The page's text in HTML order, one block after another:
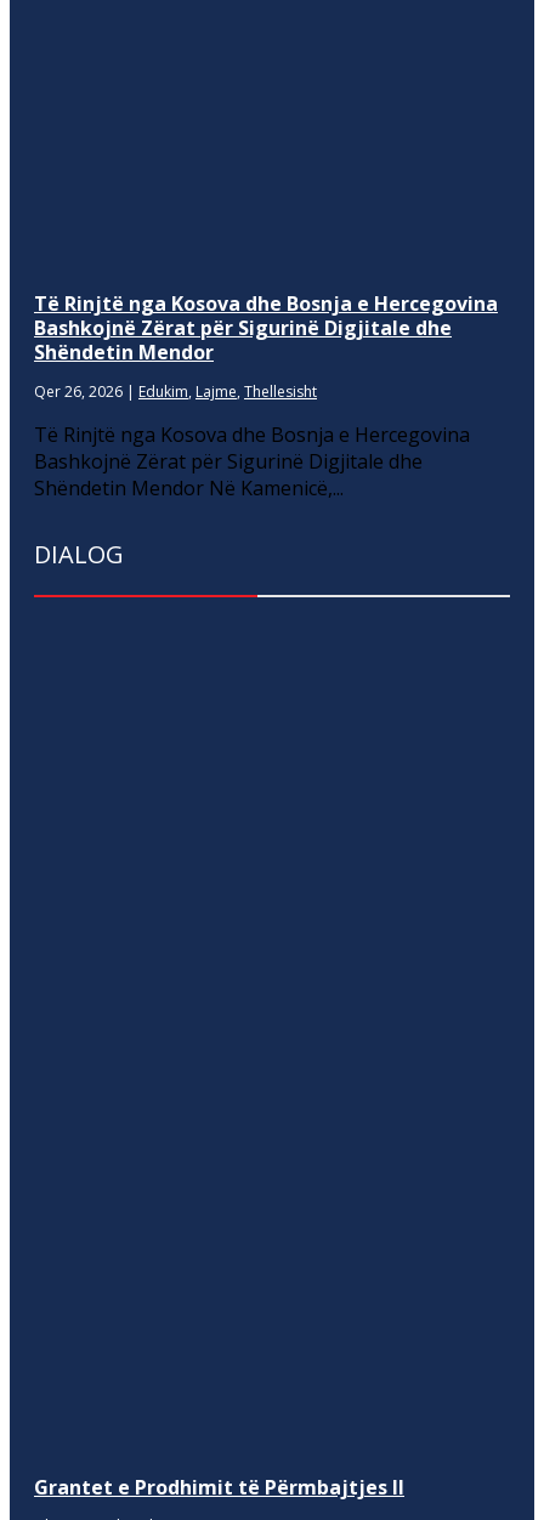
Të Rinjtë nga Kosova dhe Bosnja e Hercegovina
Bashkojnë Zërat për Sigurinë Digjitale dhe
Shëndetin Mendor
Qer 26, 2026 | Edukim, Lajme, Thellesisht
Të Rinjtë nga Kosova dhe Bosnja e Hercegovina
Bashkojnë Zërat për Sigurinë Digjitale dhe
Shëndetin Mendor Në Kamenicë,...
DIALOG
Grantet e Prodhimit të Përmbajtjes II